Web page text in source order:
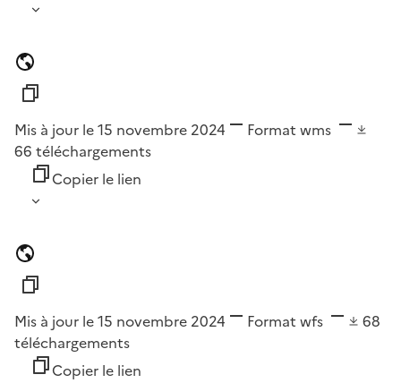
Mis à jour le 15 novembre 2024 Format wms
66 téléchargements
Copier le lien
Mis à jour le 15 novembre 2024 Format wfs
68
téléchargements
Copier le lien